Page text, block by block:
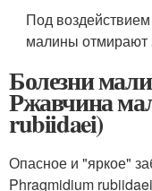
Под
малины отмирают
Болезни
Ржавчина
rubiidaei)
Опасное и "яркое"
Phragmidium